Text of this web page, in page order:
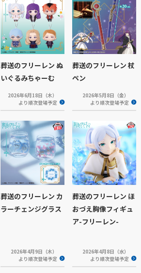
葬送のフリーレン ぬ
いぐるみちゃーむ
2026年6月18日（木）
より順次登場予定
葬送のフリーレン 杖
ペン
2026年5月8日（金）
より順次登場予定
葬送のフリーレン カ
ラーチェンジグラス
2026年4月9日（木）
より順次登場予定
葬送のフリーレン ほ
おづえ胸像フィギュ
ア-フリーレン-
2026年4月8日（水）
より順次登場予定